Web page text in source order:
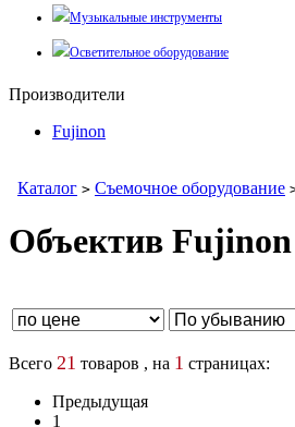
Музыкальные инструменты
Осветительное оборудование
Производители
Fujinon
Каталог > Съемочное оборудование
Объектив Fujinon
Всего 21 товаров , на 1 страницах:
Предыдущая
1